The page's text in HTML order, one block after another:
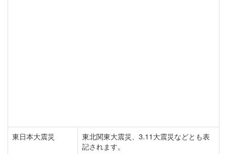
東日本大震災
東北関東大震災、3.11大震災などとも表
記されます。